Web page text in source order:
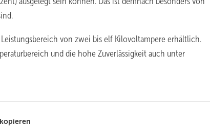
von zwei bis elf Kilovoltampere erhältlich.
und die hohe Zuverlässigkeit auch unter